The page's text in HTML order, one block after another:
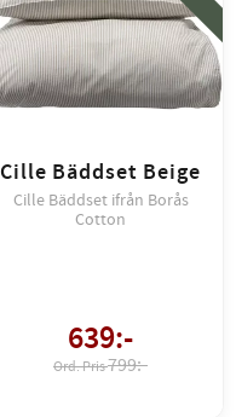
Cille Bäddset Beige
Cille Bäddset ifrån Borås
Cotton
639:-
799:-